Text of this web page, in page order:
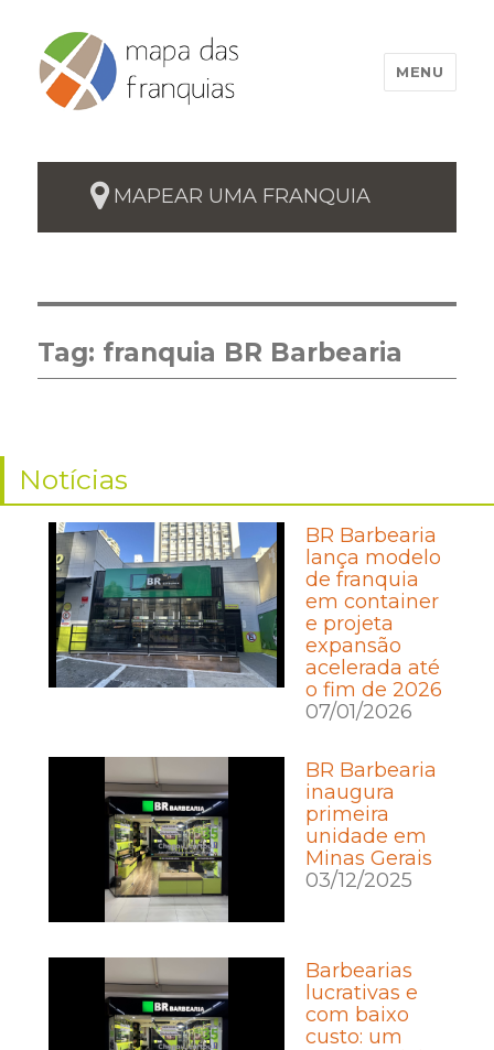
MENU
MAPEAR UMA FRANQUIA
Tag: franquia BR Barbearia
Notícias
BR Barbearia
lança modelo
de franquia
em container
e projeta
expansão
acelerada até
o fim de 2026
07/01/2026
BR Barbearia
inaugura
primeira
unidade em
Minas Gerais
03/12/2025
Barbearias
lucrativas e
com baixo
custo: um